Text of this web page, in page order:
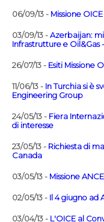
06/09/13 - Missione
03/09/13 - Azerbaijan:
Infrastrutture e Oil&Gas
26/07/13 - Esiti Missione
11/06/13 - In Turchia si è
Engineering Group
24/05/13 - Fiera
di interesse
23/05/13 - Richiesta di
Canada
03/05/13 - Missione
02/05/13 - Il 4 giugno ad
03/04/13 - L'OICE al